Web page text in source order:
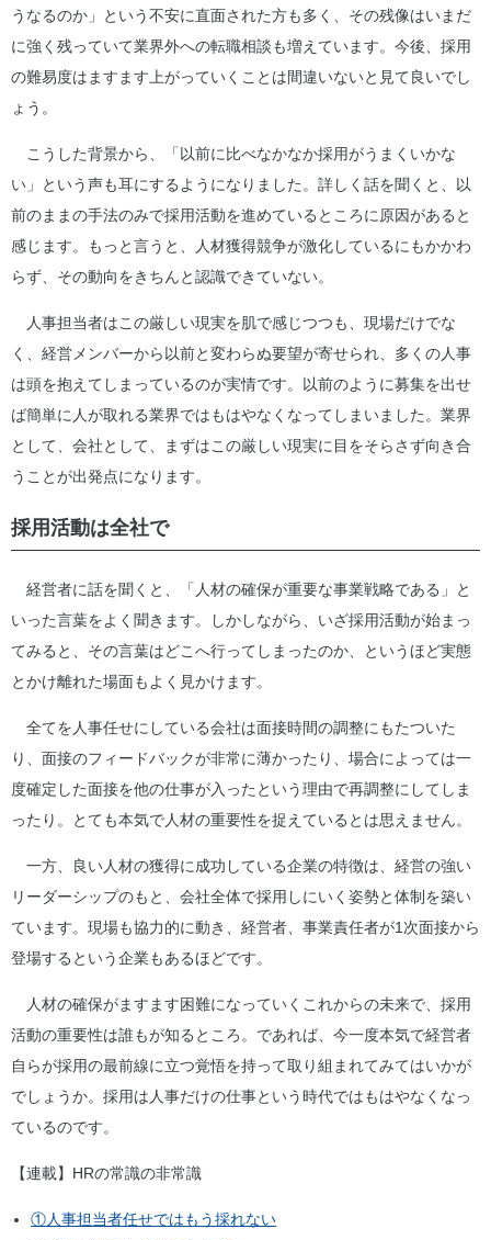
うなるのか」という不安に直面された方も多く、その残像はいまだ
に強く残っていて業界外への転職相談も増えています。今後、採用
の難易度はますます上がっていくことは間違いないと見て良いでし
ょう。
こうした背景から、「以前に比べなかなか採用がうまくいかな
い」という声も耳にするようになりました。詳しく話を聞くと、以
前のままの手法のみで採用活動を進めているところに原因があると
感じます。もっと言うと、人材獲得競争が激化しているにもかかわ
らず、その動向をきちんと認識できていない。
人事担当者はこの厳しい現実を肌で感じつつも、現場だけでな
く、経営メンバーから以前と変わらぬ要望が寄せられ、多くの人事
は頭を抱えてしまっているのが実情です。以前のように募集を出せ
ば簡単に人が取れる業界ではもはやなくなってしまいました。業界
として、会社として、まずはこの厳しい現実に目をそらさず向き合
うことが出発点になります。
採用活動は全社で
経営者に話を聞くと、「人材の確保が重要な事業戦略である」と
いった言葉をよく聞きます。しかしながら、いざ採用活動が始まっ
てみると、その言葉はどこへ行ってしまったのか、というほど実態
とかけ離れた場面もよく見かけます。
全てを人事任せにしている会社は面接時間の調整にもたついた
り、面接のフィードバックが非常に薄かったり、場合によっては一
度確定した面接を他の仕事が入ったという理由で再調整にしてしま
ったり。とても本気で人材の重要性を捉えているとは思えません。
一方、良い人材の獲得に成功している企業の特徴は、経営の強い
リーダーシップのもと、会社全体で採用しにいく姿勢と体制を築い
ています。現場も協力的に動き、経営者、事業責任者が1次面接から
登場するという企業もあるほどです。
人材の確保がますます困難になっていくこれからの未来で、採用
活動の重要性は誰もが知るところ。であれば、今一度本気で経営者
自らが採用の最前線に立つ覚悟を持って取り組まれてみてはいかが
でしょうか。採用は人事だけの仕事という時代ではもはやなくなっ
ているのです。
【連載】HRの常識の非常識
①人事担当者任せではもう採れない